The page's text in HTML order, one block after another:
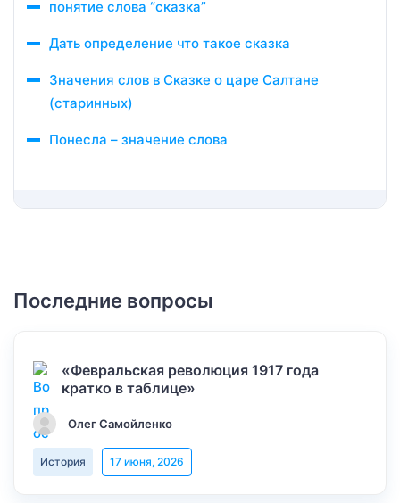
понятие слова “сказка”
Дать определение что такое сказка
Значения слов в Сказке о царе Салтане
(старинных)
Понесла – значение слова
Последние вопросы
«Февральская революция 1917 года
кратко в таблице»
Олег Самойленко
История 17 июня, 2026